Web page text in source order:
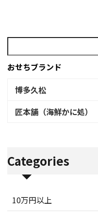
このボリュームで¥2,980は
安い！いただきます
ョイ北海道#ニャリンの遠足
pic. ...
おせちブランド
博多久松
匠本舗（海鮮かに処）
Categories
10万円以上